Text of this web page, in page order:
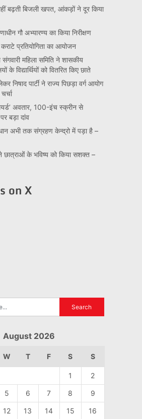
बढ़ती बिजली खपत, आंकड़ों ने दूर किया
गौ अभ्यारण्य का किया निरीक्षण
प्रतियोगिता का आयोजन
संगवारी महिला समिति ने शासकीय
के विद्यार्थियों को वितरित किए छाते
निषाद पार्टी ने राज्य पिछड़ा वर्ग आयोग
अवतार, 100-इंच स्क्रीन से
बड़ा दांव
अभी तक संग्रहण केन्द्रो में पड़ा है –
छात्राओं के भविष्य को किया सशक्त –
on X
August 2026
W T F S S
1 2
5 6 7 8 9
12 13 14 15 16